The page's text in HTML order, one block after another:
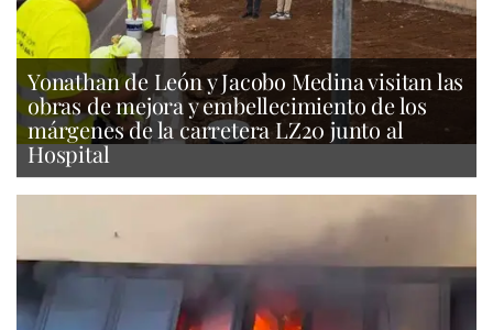
Yonathan de León y Jacobo Medina visitan las
obras de mejora y embellecimiento de los
márgenes de la carretera LZ20 junto al
Hospital